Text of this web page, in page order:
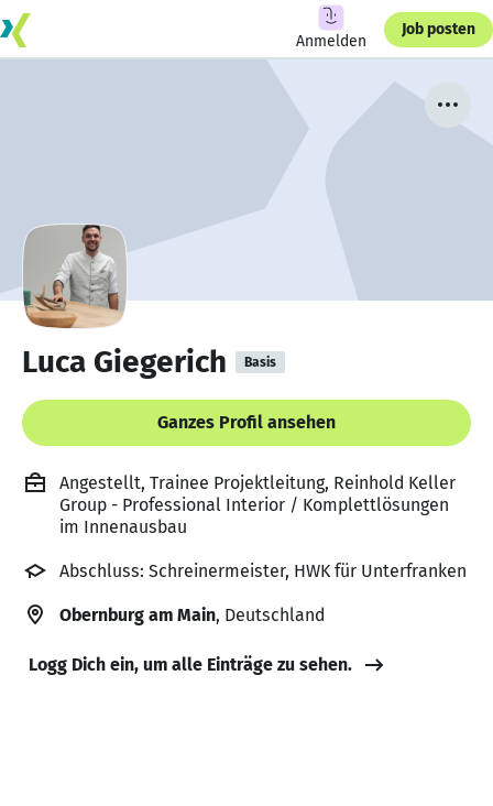
Anmelden
Job posten
Luca Giegerich Basis
Ganzes Profil ansehen
Angestellt, Trainee Projektleitung, Reinhold Keller
Group - Professional Interior / Komplettlösungen
im Innenausbau
Abschluss: Schreinermeister, HWK für Unterfranken
Obernburg am Main, Deutschland
Logg Dich ein, um alle Einträge zu sehen.